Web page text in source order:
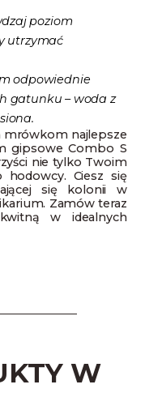
poziom
utrzymać
odpowiednie
gatunku – woda z
mrówkom najlepsze
gipsowe Combo S
nie tylko Twoim
Ciesz się
się kolonii w
Zamów teraz
w idealnych
W